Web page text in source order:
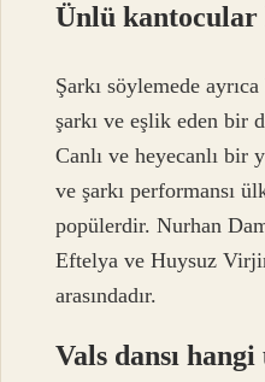
Ünlü
Şarkı söylemede
şarkı ve eşlik eden bir
Canlı ve heyecanlı bir
ve şarkı performansı
popülerdir. Nurhan
Eftelya ve Huysuz
arasındadır.
Vals dansı